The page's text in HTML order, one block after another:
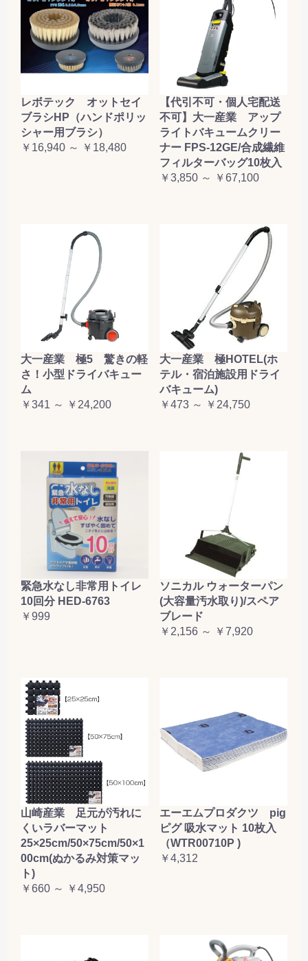
レボテック オットセイ
ブラシHP（ハンドポリッ
シャー用ブラシ）
￥16,940 ～ ￥18,480
【代引不可・個人宅配送
不可】大一産業 アップ
ライトバキュームクリー
ナー FPS-12GE/合成繊維
フィルターバッグ10枚入
￥3,850 ～ ￥67,100
大一産業 極5 驚きの軽
さ！小型ドライバキュー
ム
￥341 ～ ￥24,200
大一産業 極HOTEL(ホ
テル・宿泊施設用ドライ
バキューム)
￥473 ～ ￥24,750
緊急水なし非常用トイレ
10回分 HED-6763
￥999
ソニカル ウォーターパン
(大容量汚水取り)/スペア
ブレード
￥2,156 ～ ￥7,920
山崎産業 足元が汚れに
くいラバーマット
25×25cm/50×75cm/50×1
00cm(ぬかるみ対策マッ
ト)
￥660 ～ ￥4,950
エーエムプロダクツ pig
ピグ 吸水マット 10枚入
（WTR00710P )
￥4,312